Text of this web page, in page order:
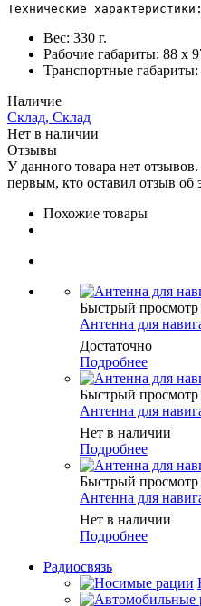
Технические характеристики:
Вес: 330 г.
Рабочие габариты: 88 х
Транспортные
Наличие
Склад, Склад
Нет в наличии
Отзывы
У данного товара нет отзывов.
первым, кто оставил отзыв об
Похожие товары
Быстрый просмотр
Антенна для
Достаточно
Подробнее
Быстрый просмотр
Антенна для
Нет в наличии
Подробнее
Быстрый просмотр
Антенна для
Нет в наличии
Подробнее
Радиосвязь